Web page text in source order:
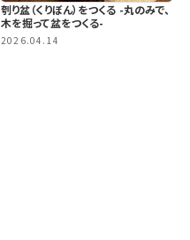
刳り盆（くりぼん）をつくる -丸のみで、
木を掘って盆をつくる-
2026.04.14